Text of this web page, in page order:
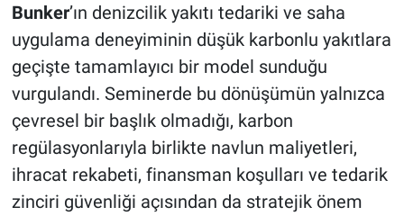
Bunker’ın denizcilik yakıtı tedariki ve saha
uygulama deneyiminin düşük karbonlu yakıtlara
geçişte tamamlayıcı bir model sunduğu
vurgulandı. Seminerde bu dönüşümün yalnızca
çevresel bir başlık olmadığı, karbon
regülasyonlarıyla birlikte navlun maliyetleri,
ihracat rekabeti, finansman koşulları ve tedarik
zinciri güvenliği açısından da stratejik önem